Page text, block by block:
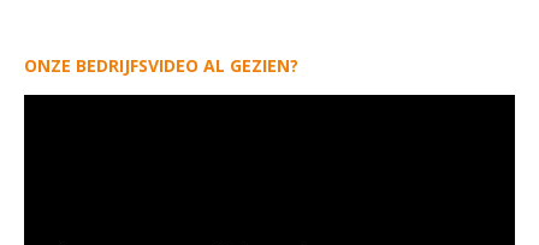
ONZE BEDRIJFSVIDEO AL GEZIEN?